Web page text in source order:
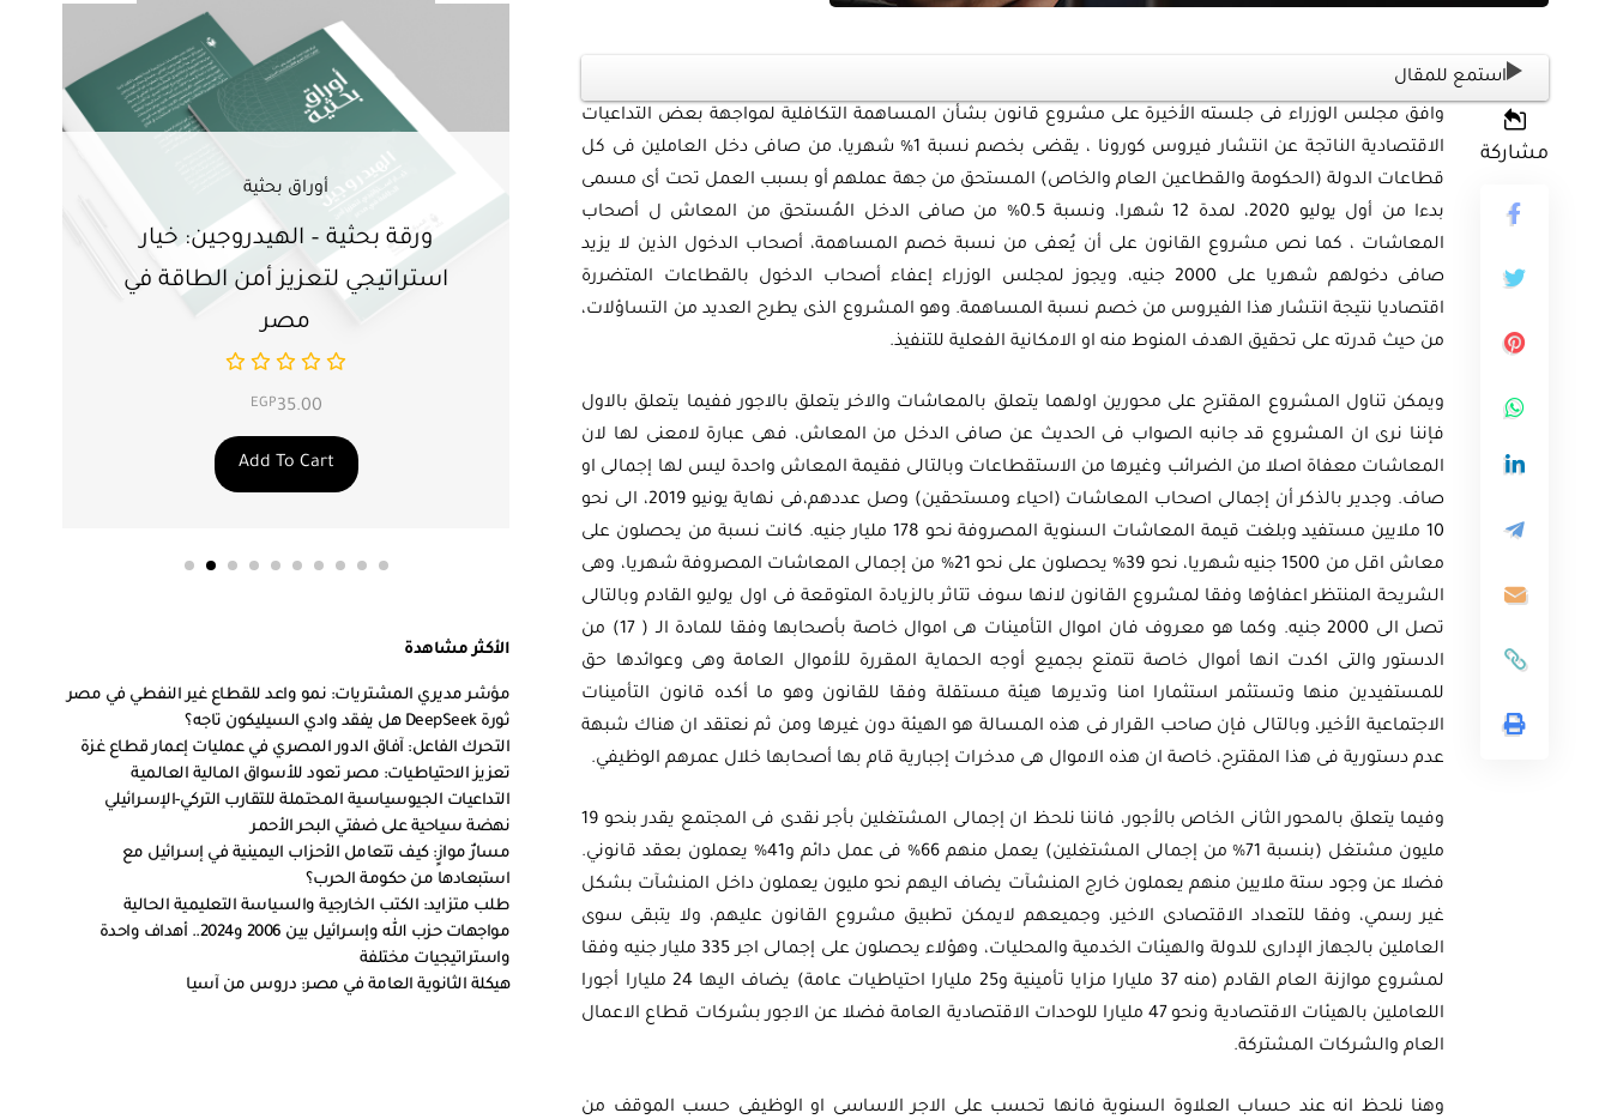
استمع للمقال
مشاركة
وافق مجلس الوزراء فى جلسته الأخيرة على مشروع قانون بشأن المساهمة التكافلية لمواجهة بعض التداعيات
الاقتصادية الناتجة عن انتشار فيروس كورونا ، يقضى بخصم نسبة 1% شهريا، من صافى دخل العاملين فى كل
قطاعات الدولة (الحكومة والقطاعين العام والخاص) المستحق من جهة عملهم أو بسبب العمل تحت أى مسمى
بدءا من أول يوليو 2020، لمدة 12 شهرا، ونسبة 0.5% من صافى الدخل المُستحق من المعاش ل أصحاب
المعاشات ، كما نص مشروع القانون على أن يُعفى من نسبة خصم المساهمة، أصحاب الدخول الذين لا يزيد
صافى دخولهم شهريا على 2000 جنيه، ويجوز لمجلس الوزراء إعفاء أصحاب الدخول بالقطاعات المتضررة
اقتصاديا نتيجة انتشار هذا الفيروس من خصم نسبة المساهمة. وهو المشروع الذى يطرح العديد من التساؤلات،
من حيث قدرته على تحقيق الهدف المنوط منه او الامكانية الفعلية للتنفيذ.
ويمكن تناول المشروع المقترح على محورين اولهما يتعلق بالمعاشات والاخر يتعلق بالاجور ففيما يتعلق بالاول
فإننا نرى ان المشروع قد جانبه الصواب فى الحديث عن صافى الدخل من المعاش، فهى عبارة لامعنى لها لان
المعاشات معفاة اصلا من الضرائب وغيرها من الاستقطاعات وبالتالى فقيمة المعاش واحدة ليس لها إجمالى او
صاف. وجدير بالذكر أن إجمالى اصحاب المعاشات (احياء ومستحقين) وصل عددهم،فى نهاية يونيو 2019، الى نحو
10 ملايين مستفيد وبلغت قيمة المعاشات السنوية المصروفة نحو 178 مليار جنيه. كانت نسبة من يحصلون على
معاش اقل من 1500 جنيه شهريا، نحو 39% يحصلون على نحو 21% من إجمالى المعاشات المصروفة شهريا، وهى
الشريحة المنتظر اعفاؤها وفقا لمشروع القانون لانها سوف تتاثر بالزيادة المتوقعة فى اول يوليو القادم وبالتالى
تصل الى 2000 جنيه. وكما هو معروف فان اموال التأمينات هى اموال خاصة بأصحابها وفقا للمادة الـ ( 17) من
الدستور والتى اكدت انها أموال خاصة تتمتع بجميع أوجه الحماية المقررة للأموال العامة وهى وعوائدها حق
للمستفيدين منها وتستثمر استثمارا امنا وتديرها هيئة مستقلة وفقا للقانون وهو ما أكده قانون التأمينات
الاجتماعية الأخير، وبالتالى فإن صاحب القرار فى هذه المسالة هو الهيئة دون غيرها ومن ثم نعتقد ان هناك شبهة
عدم دستورية فى هذا المقترح، خاصة ان هذه الاموال هى مدخرات إجبارية قام بها أصحابها خلال عمرهم الوظيفي.
وفيما يتعلق بالمحور الثانى الخاص بالأجور، فاننا نلحظ ان إجمالى المشتغلين بأجر نقدى فى المجتمع يقدر بنحو 19
مليون مشتغل (بنسبة 71% من إجمالى المشتغلين) يعمل منهم 66% فى عمل دائم و41% يعملون بعقد قانوني.
فضلا عن وجود ستة ملايين منهم يعملون خارج المنشآت يضاف اليهم نحو مليون يعملون داخل المنشآت بشكل
غير رسمي، وفقا للتعداد الاقتصادى الاخير، وجميعهم لايمكن تطبيق مشروع القانون عليهم، ولا يتبقى سوى
العاملين بالجهاز الإدارى للدولة والهيئات الخدمية والمحليات، وهؤلاء يحصلون على إجمالى اجر 335 مليار جنيه وفقا
لمشروع موازنة العام القادم (منه 37 مليارا مزايا تأمينية و25 مليارا احتياطيات عامة) يضاف اليها 24 مليارا أجورا
اللعاملين بالهيئات الاقتصادية ونحو 47 مليارا للوحدات الاقتصادية العامة فضلا عن الاجور بشركات قطاع الاعمال
العام والشركات المشتركة.
وهنا نلحظ انه عند حساب العلاوة السنوية فانها تحسب على الاجر الاساسى او الوظيفى حسب الموقف من
أوراق بحثية
ورقة بحثية – الهيدروجين: خيار
استراتيجي لتعزيز أمن الطاقة في
مصر
EGP35.00
Add To Cart
أوراق بحثية
ورقة بحثية - أمن الطاقة المصري:
الغاز والنفط خارطة الموارد
وسياسات التعزيز
EGP35.00
Add To Cart
أوراق بحثية
ورقة بحثية – الطاقة المتجددة وتعزيز
أمن الطاقة المصري
EGP35.00
Add To Cart
على مستقبل
الأكثر مشاهدة
مؤشر مديري المشتريات: نمو واعد للقطاع غير النفطي في مصر
ثورة DeepSeek هل يفقد وادي السيليكون تاجه؟
التحرك الفاعل: آفاق الدور المصري في عمليات إعمار قطاع غزة
تعزيز الاحتياطيات: مصر تعود للأسواق المالية العالمية
التداعيات الجيوسياسية المحتملة للتقارب التركي-الإسرائيلي
نهضة سياحية على ضفتي البحر الأحمر
مسارٌ موازٍ: كيف تتعامل الأحزاب اليمينية في إسرائيل مع
استبعادها من حكومة الحرب؟
طلب متزايد: الكتب الخارجية والسياسة التعليمية الحالية
مواجهات حزب الله وإسرائيل بين 2006 و2024.. أهداف واحدة
واستراتيجيات مختلفة
هيكلة الثانوية العامة في مصر: دروس من آسيا